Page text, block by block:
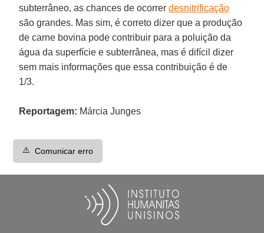
subterrâneo, as chances de ocorrerdesnitrificação
são grandes. Mas sim, é correto dizer que a produção
de carne bovina pode contribuir para a poluição da
água da superfície e subterrânea, mas é difícil dizer
sem mais informações que essa contribuição é de
1/3.
Reportagem: Márcia Junges
⚠️ Comunicar erro